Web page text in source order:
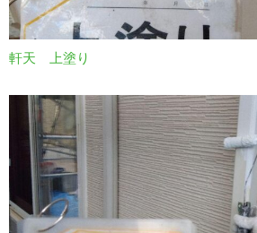
軒天 上塗り